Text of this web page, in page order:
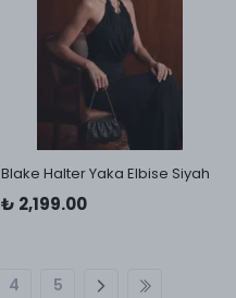
Blake Halter Yaka Elbise Siyah
₺ 2,199.00
4 5